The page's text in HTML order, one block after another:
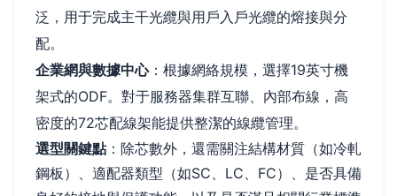
泛，用于完成主干光纜與用戶入戶光纜的熔接與分
配。
企業網與數據中心：根據網絡規模，選擇19英寸機
架式的ODF。對于服務器集群互聯、內部布線，高
密度的72芯配線架能提供整潔的線纜管理。
選型關鍵點：除芯數外，還需關注結構材質（如冷軋
鋼板）、適配器類型（如SC、LC、FC）、是否具備